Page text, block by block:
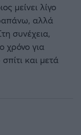
μείνει λίγο
αλλά
συνέχεια,
χρόνο για
και μετά